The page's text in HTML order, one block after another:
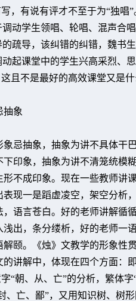
，有说有评才不至于为“独唱”
动学生领唱、轮唱、混声合
疏导，该纠错的纠错，魏书
起课堂中的学生兴高采烈、
且不是最好的高效课堂又是
抽象
象忌抽象，抽象为讲不具体干
下印象，抽象为讲不清笼统模
形不成印象。现在一些教师讲
表现一是蹈虚凌空，架空分析
，语言苍白。好的老师讲解循
浅出，条分缕析，好的老师一
解颐。《烛》文教学的形象性
的讲解中，体现在四个方面：
“朝、从、亡”的分析，繁体字
、亡、鄙”，又用知识树、树